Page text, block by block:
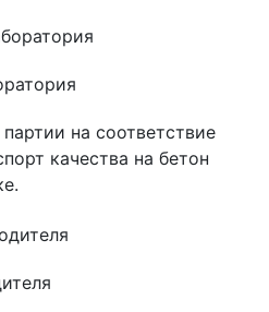
на соответствие
качества на бетон